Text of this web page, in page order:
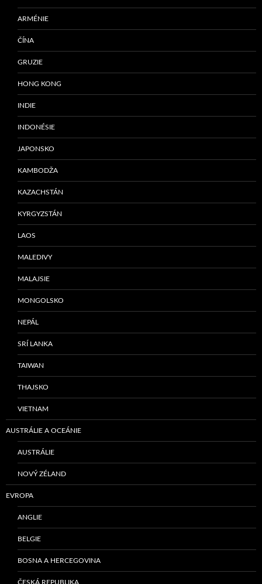
ARMÉNIE
ČÍNA
GRUZIE
HONG KONG
INDIE
INDONÉSIE
JAPONSKO
KAMBODŽA
KAZACHSTÁN
KYRGYZSTÁN
LAOS
MALEDIVY
MALAJSIE
MONGOLSKO
NEPÁL
SRÍ LANKA
TAIWAN
THAJSKO
VIETNAM
AUSTRÁLIE A OCEÁNIE
AUSTRÁLIE
NOVÝ ZÉLAND
EVROPA
ANGLIE
BELGIE
BOSNA A HERCEGOVINA
ČESKÁ REPUBLIKA